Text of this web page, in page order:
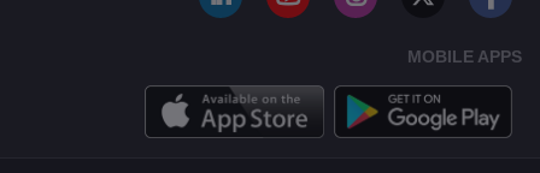
MOBILE APPS